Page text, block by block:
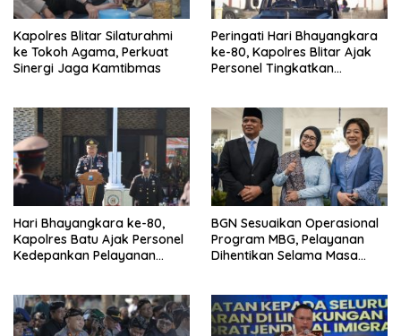
Kapolres Blitar Silaturahmi
ke Tokoh Agama, Perkuat
Sinergi Jaga Kamtibmas
Peringati Hari Bhayangkara
ke-80, Kapolres Blitar Ajak
Personel Tingkatkan
Hari Bhayangkara ke-80,
Kapolres Batu Ajak Personel
Kedepankan Pelayanan
BGN Sesuaikan Operasional
Program MBG, Pelayanan
Dihentikan Selama Masa